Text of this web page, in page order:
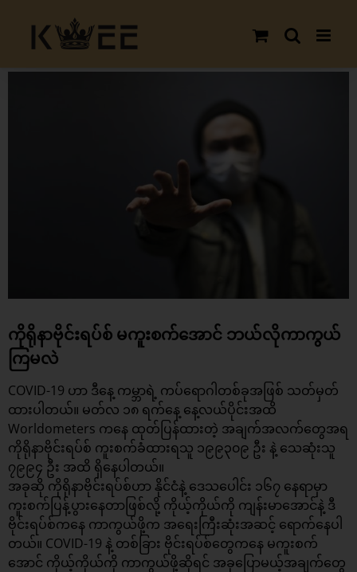
content
ကိုရိုနာဗိုင်းရပ်စ် မကူးစက်အောင် ဘယ်လိုကာကွယ်
ကြမလဲ
COVID-19 ဟာ ဒီနေ့ ကမ္ဘာရဲ့ ကပ်ရောဂါတစ်ခုအဖြစ် သတ်မှတ်
ထားပါတယ်။ မတ်လ ၁၈ ရက်နေ့ နေ့လယ်ပိုင်းအထိ
Worldometers ကနေ ထုတ်ပြန်ထားတဲ့ အချက်အလက်တွေအရ
ကိုရိုနာဗိုင်းရပ်စ် ကူးစက်ခံထားရသူ ၁၉၉၃၀၉ ဦး နဲ့ သေဆုံးသူ
၇၉၉၄ ဦး အထိ ရှိနေပါတယ်။
အခုဆို ကိုရိုနာဗိုင်းရပ်စ်ဟာ နိုင်ငံနဲ့ ဒေသပေါင်း ၁၆၇ နေရာမှာ
ကူးစက်ပြန့်ပွားနေတာဖြစ်လို့ ကိုယ့်ကိုယ်ကို ကျန်းမာအောင်နဲ့ ဒီ
ဗိုင်းရပ်စ်ကနေ ကာကွယ်ဖို့က အရေးကြီးဆုံးအဆင့် ရောက်နေပါ
တယ်။ COVID-19 နဲ့ တစ်ခြား ဗိုင်းရပ်စ်တွေကနေ မကူးစက်
အောင် ကိုယ့်ကိုယ်ကို ကာကွယ်ဖို့ဆိုရင် အခုပြောမယ့်အချက်တွေ